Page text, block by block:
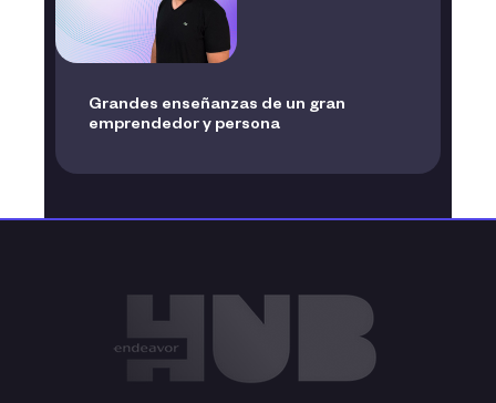
Grandes enseñanzas de un gran
emprendedor y persona